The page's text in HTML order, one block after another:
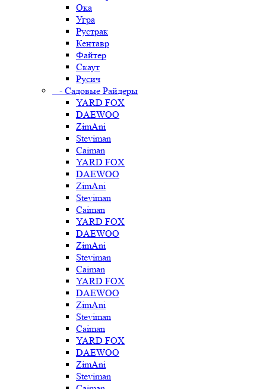
Ока
Угра
Рустрак
Кентавр
Файтер
Скаут
Русич
- Садовые Райдеры
YARD FOX
DAEWOO
ZimAni
Steviman
Caiman
YARD FOX
DAEWOO
ZimAni
Steviman
Caiman
YARD FOX
DAEWOO
ZimAni
Steviman
Caiman
YARD FOX
DAEWOO
ZimAni
Steviman
Caiman
YARD FOX
DAEWOO
ZimAni
Steviman